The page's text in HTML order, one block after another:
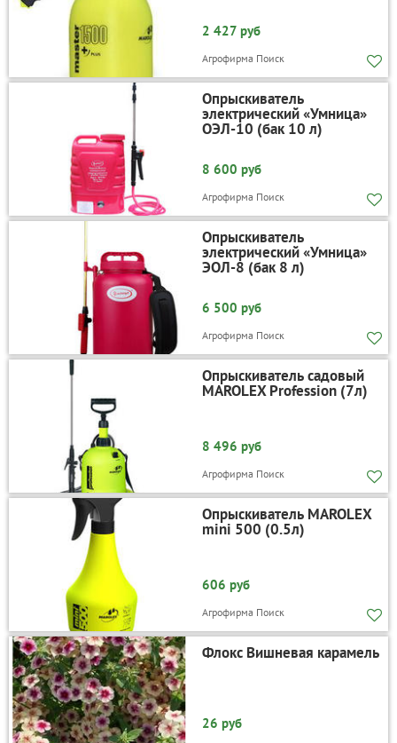
2 427 руб
Агрофирма Поиск
Опрыскиватель
электрический «Умница»
ОЭЛ-10 (бак 10 л)
8 600 руб
Агрофирма Поиск
Опрыскиватель
электрический «Умница»
ЭОЛ-8 (бак 8 л)
6 500 руб
Агрофирма Поиск
Опрыскиватель садовый
MAROLEX Profession (7л)
8 496 руб
Агрофирма Поиск
Опрыскиватель MAROLEX
mini 500 (0.5л)
606 руб
Агрофирма Поиск
Флокс Вишневая карамель
26 руб